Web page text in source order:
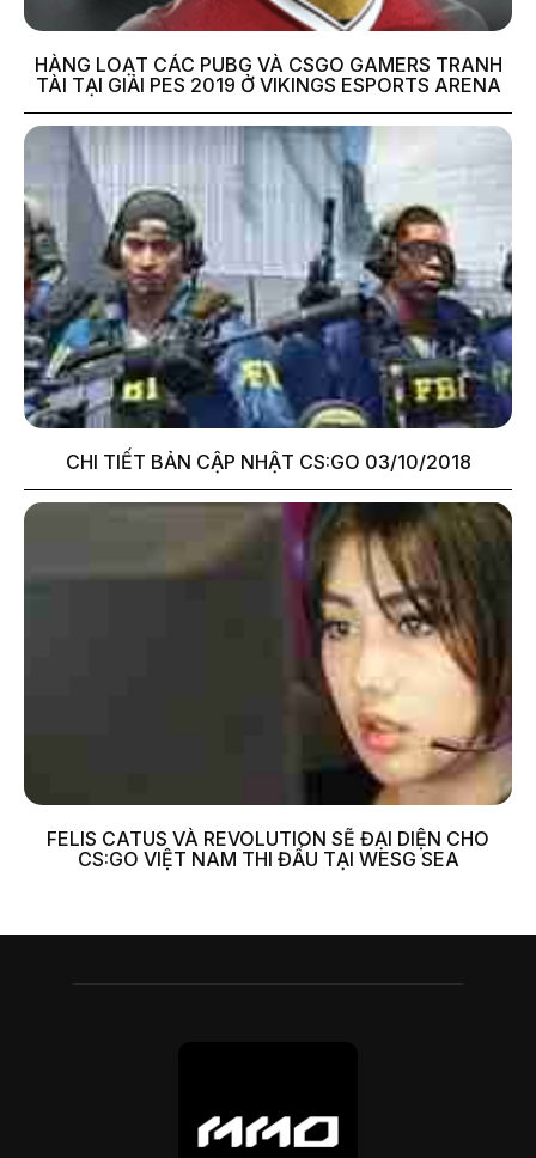
HÀNG LOẠT CÁC PUBG VÀ CSGO GAMERS TRANH
TÀI TẠI GIẢI PES 2019 Ở VIKINGS ESPORTS ARENA
CHI TIẾT BẢN CẬP NHẬT CS:GO 03/10/2018
FELIS CATUS VÀ REVOLUTION SẼ ĐẠI DIỆN CHO
CS:GO VIỆT NAM THI ĐẤU TẠI WESG SEA